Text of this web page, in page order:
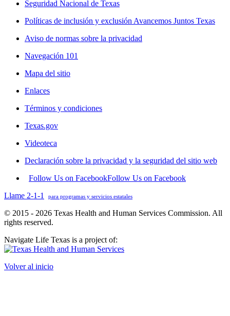
Seguridad Nacional de Texas
Políticas de inclusión y exclusión Avancemos Juntos Texas
Aviso de normas sobre la privacidad
Navegación 101
Mapa del sitio
Enlaces
Términos y condiciones
Texas.gov
Videoteca
Declaración sobre la privacidad y la seguridad del sitio web
Follow Us on FacebookFollow Us on Facebook
Llame 2-1-1
para programas y servicios estatales
© 2015 - 2026 Texas Health and Human Services Commission. All
rights reserved.
Navigate Life Texas is a project of:
Volver al inicio